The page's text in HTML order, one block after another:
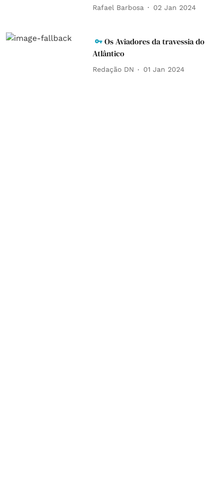
Rafael Barbosa 02 Jan 2024
Os Aviadores da travessia do
Atlântico
Redação DN 01 Jan 2024